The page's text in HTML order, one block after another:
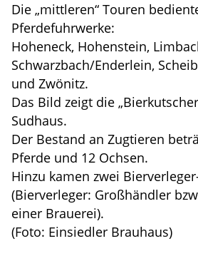
Die „mittleren“ Touren
Pferdefuhrwerke:
Hoheneck, Hohenstein,
Schwarzbach/Enderlein,
und Zwönitz.
Das Bild zeigt die
Sudhaus.
Der Bestand an Zugtieren
Pferde und 12 Ochsen.
Hinzu kamen zwei
(Bierverleger: Großhändler
einer Brauerei).
(Foto: Einsiedler Brauhaus)